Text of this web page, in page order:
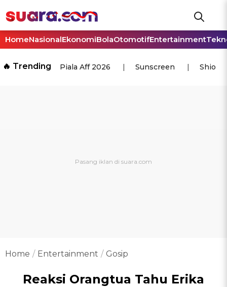
HomeNasionalEkonomiBolaOtomotifEntertainment
🔥 Trending Piala Aff 2026 Sunscreen Shio
Home Entertainment Gosip
Reaksi Orangtua Tahu Erika